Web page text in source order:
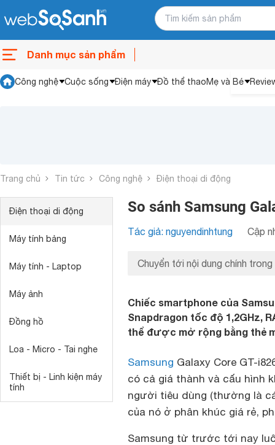
Danh mục sản phẩm
Công nghệ Cuộc sống Điện máy Đồ thể thaoMẹ và Bé
Trang chủ Tin tức Công nghệ Điện thoại di động
Điện thoại di động
Máy tính bảng
Máy tính - Laptop
Máy ảnh
Đồng hồ
Loa - Micro - Tai nghe
Thiết bị - Linh kiện máy
tính
So sánh Samsung
Tác giả: nguyendinhtung Cập
Chuyển tới nội dung chính trong
Chiếc smartphone của
Snapdragon tốc độ 1,2GHz,
thể được mở rộng bằng thẻ
Samsung Galaxy Core GT-
có cả giá thành và cấu hình
người tiêu dùng (thường là
của nó ở phân khúc giá rẻ,
Samsung từ trước tới nay